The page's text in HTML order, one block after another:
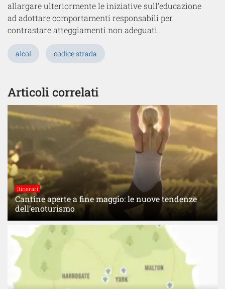
allargare ulteriormente le iniziative sull’educazione
adadottare comportamenti responsabili per
contrastareatteggiamenti non adeguati.
alcol codice strada
Articoli correlati
Itinerari
Cantine aperte a fine maggio: le nuove tendenze
dell’enoturismo